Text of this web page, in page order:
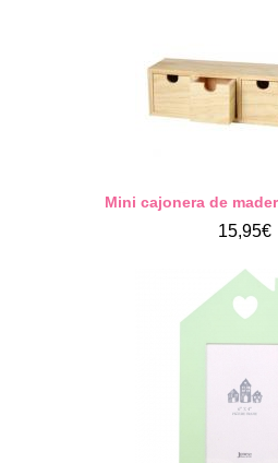
Mini cajonera de
15,95€